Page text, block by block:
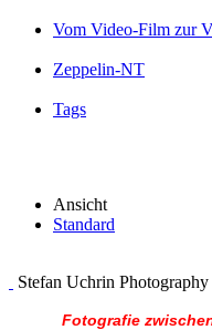
Vom Video-Film zur
Zeppelin-NT
Tags
Ansicht
Standard
Stefan Uchrin Photography
Fotografie